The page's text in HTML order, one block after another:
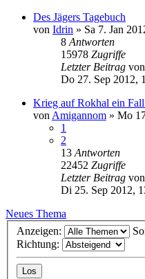
Des Jägers Tagebuch
von Idrin » Sa 7. Jan
8 Antworten
15978 Zugriffe
Letzter Beitrag von
Do 27. Sep 2012,
Krieg auf Rokhal ein
von Amigannom » Mo
1
2
13 Antworten
22452 Zugriffe
Letzter Beitrag von
Di 25. Sep 2012,
Neues Thema
Anzeigen:
Richtung: